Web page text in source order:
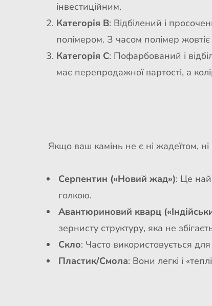
інвестиційним.
Категорія B: Відбілений і
полімером. З часом полімер
Категорія C: Пофарбований і
має перепродажної вартості, а
Якщо ваш камінь не є ні жадеїтом,
Серпентин («Новий жад»): Це
голкою.
Авантюриновий кварц
зернисту структуру, яка не
Скло: Часто використовується
Пластик/Смола: Вони легкі і